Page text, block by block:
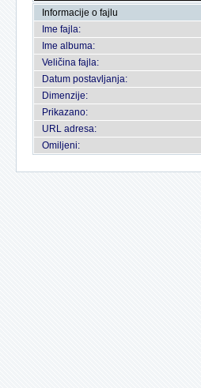
Informacije o fajlu
Ime fajla:
Ime albuma:
Veličina fajla:
Datum postavljanja:
Dimenzije:
Prikazano:
URL adresa:
Omiljeni: